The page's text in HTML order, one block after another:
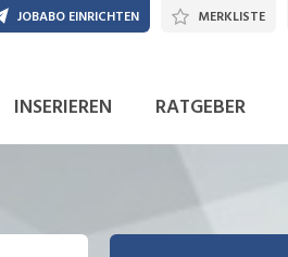
INSERIEREN RATGEBER
JOBABO EINRICHTEN MERKLISTE